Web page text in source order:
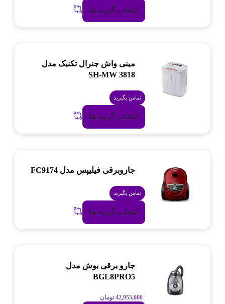
انتخاب گزینه ها
مینی واش جنرال تکنیک مدل
SH-MW 3818
تماس بگیرید
انتخاب گزینه ها
جاروبرقی فیلیپس مدل FC9174
تماس بگیرید
انتخاب گزینه ها
جارو برقی بوش مدل
BGL8PRO5
42,955,000 تومان